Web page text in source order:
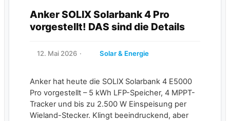
Anker SOLIX Solarbank 4 Pro
vorgestellt! DAS sind die Details
12. Mai 2026 Solar & Energie
Anker hat heute die SOLIX Solarbank 4 E5000
Pro vorgestellt – 5 kWh LFP-Speicher, 4 MPPT-
Tracker und bis zu 2.500 W Einspeisung per
Wieland-Stecker. Klingt beeindruckend, aber